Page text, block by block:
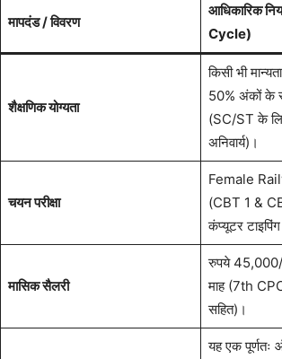
मापदंड / विवरण
आधिकारिक
Cycle)
शैक्षणिक योग्यता
किसी भी
50% अंकों के
(SC/ST के
अनिवार्य)।
चयन परीक्षा
Female
(CBT 1 &
कंप्यूटर
मासिक सैलरी
रुपये
माह (7th
सहित)।
यह एक पूर्णतः